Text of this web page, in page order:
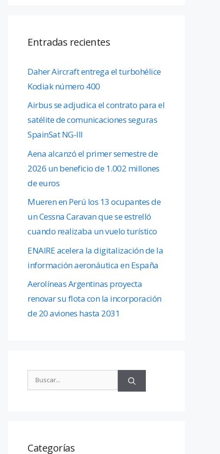
Entradas recientes
Daher Aircraft entrega el turbohélice
Kodiak número 400
Airbus se adjudica el contrato para el
satélite de comunicaciones seguras
SpainSat NG-III
Aena alcanzó el primer semestre de
2026 un beneficio de 1.002 millones
de euros
Mueren en Perú los 13 ocupantes de
un Cessna Caravan que se estrelló
cuando realizaba un vuelo turístico
ENAIRE acelera la digitalización de la
información aeronáutica en España
Aerolíneas Argentinas proyecta
renovar su flota con la incorporación
de 20 aviones hasta 2031
Categorías